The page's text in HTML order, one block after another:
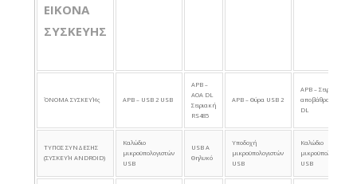
ΕΙΚΟΝΑ
ΣΥΣΚΕΥΗΣ
ΌΝΟΜΑ ΣΥΣΚΕΥΉς APB – USB 2 USB
APB –
AOA DL
Σειριακή
RS485
APB – Θύρα USB 2
APB – Σειριακή
αποβάθρα AOA
DL
ΤΥΠΟΣ ΣΥΝΔΕΣΗΣ
(ΣΥΣΚΕΥΉ ANDROID)
Καλώδιο
μικροϋπολογιστών
USB
USB A
Θηλυκό
Υποδοχή
μικροϋπολογιστών
USB
Καλώδιο
μικροϋπολογιστών
USB